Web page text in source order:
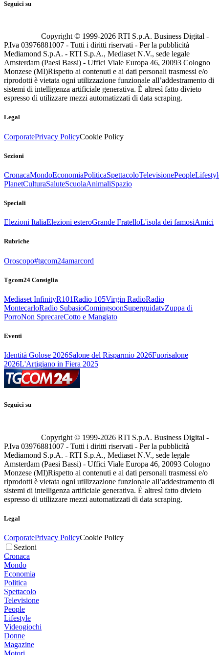
Seguici su
Copyright © 1999-2026 RTI S.p.A. Business Digital -
P.Iva 03976881007 - Tutti i diritti riservati - Per la pubblicità
Mediamond S.p.A. - RTI S.p.A., Mediaset N.V., sede legale
Amsterdam (Paesi Bassi) - Uffici Viale Europa 46, 20093 Cologno
Monzese (MI)Rispetto ai contenuti e ai dati personali trasmessi e/o
riprodotti è vietata ogni utilizzazione funzionale all’addestramento di
sistemi di intelligenza artificiale generativa. È altresì fatto divieto
espresso di utilizzare mezzi automatizzati di data scraping.
Legal
CorporatePrivacy PolicyCookie Policy
Sezioni
CronacaMondoEconomiaPoliticaSpettacoloTelevisionePeople
PlanetCulturaSaluteScuolaAnimaliSpazio
Speciali
Elezioni ItaliaElezioni esteroGrande FratelloL'isola dei famosiAmici
Rubriche
Oroscopo#tgcom24amarcord
Tgcom24 Consiglia
Mediaset InfinityR101Radio 105Virgin RadioRadio
MontecarloRadio SubasioComingsoonSuperguidatvZuppa di
PorroNon SprecareCotto e Mangiato
Eventi
Identità Golose 2026Salone del Risparmio 2026Fuorisalone
2026L'Artigiano in Fiera 2025
Seguici su
Copyright © 1999-2026 RTI S.p.A. Business Digital -
P.Iva 03976881007 - Tutti i diritti riservati - Per la pubblicità
Mediamond S.p.A. - RTI S.p.A., Mediaset N.V., sede legale
Amsterdam (Paesi Bassi) - Uffici Viale Europa 46, 20093 Cologno
Monzese (MI)Rispetto ai contenuti e ai dati personali trasmessi e/o
riprodotti è vietata ogni utilizzazione funzionale all’addestramento di
sistemi di intelligenza artificiale generativa. È altresì fatto divieto
espresso di utilizzare mezzi automatizzati di data scraping.
Legal
CorporatePrivacy PolicyCookie Policy
Sezioni
Cronaca
Mondo
Economia
Politica
Spettacolo
Televisione
People
Lifestyle
Videogiochi
Donne
Magazine
Motori